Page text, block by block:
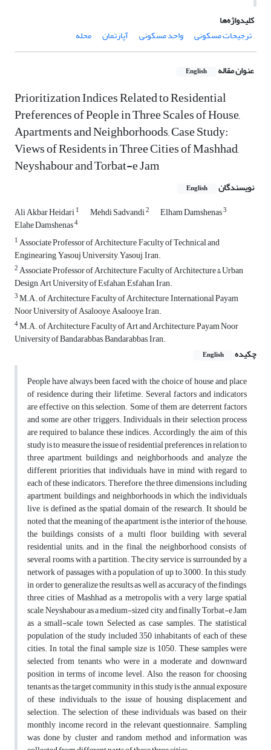
کلیدواژه‌ها
ترجیحات مسکونی
واحد مسکونی آپارتمان محله
عنوان مقاله English
Prioritization Indices Related to Residential
Preferences of People in Three Scales of House,
Apartments and Neighborhoods, Case Study:
Views of Residents in Three Cities of Mashhad,
Neyshabour and Torbat-e Jam
نویسندگان English
Ali Akbar Heidari1 Mehdi Sadvandi2 Elham Damshenas3
Elahe Damshenas4
1Associate Professor of Architecture, Faculty of Technical and
Enginearing, Yasouj University, Yasouj, Iran.
2Associate Professor of Architecture, Faculty of Architecture & Urban
Design, Art University of Esfahan, Esfahan, Iran.
3M.A. of Architecture, Faculty of Architecture, International Payam
Noor University of Asalooye, Asalooye, Iran.
4M.A. of Architecture, Faculty of Art and Architecture, Payam Noor
University of Bandarabbas, Bandarabbas, Iran.
چکیده
English
People have always been faced with the choice of house and place
of residence during their lifetime. Several factors and indicators
are effective on this selection. Some of them are deterrent factors
and some are other triggers. Individuals in their selection process
are required to balance these indices. Accordingly, the aim of this
study is to measure the issue of residential preferences in relation to
three apartment, buildings and neighborhoods, and analyze the
different priorities that individuals have in mind with regard to
each of these indicators. Therefore, the three dimensions, including
apartment, buildings and neighborhoods in which the individuals
live, is defined as the spatial domain of the research. It should be
noted that the meaning of the apartment is the interior of the house;
the buildings consists of a multi floor building with several
residential units; and, in the final, the neighborhood consists of
several rooms with a partition. The city service is surrounded by a
network of passages with a population of up to 3,000. In this study,
in order to generalize the results as well as accuracy of the findings,
three cities of Mashhad as a metropolis with a very large spatial
scale, Neyshabour as a medium-sized city, and finally Torbat-e Jam
as a small-scale town Selected as case samples. The statistical
population of the study included 350 inhabitants of each of these
cities. In total, the final sample size is 1050. These samples were
selected from tenants who were in a moderate and downward
position in terms of income level. Also, the reason for choosing
tenants as the target community in this study is the annual exposure
of these individuals to the issue of housing displacement and
selection. The selection of these individuals was based on their
monthly income record in the relevant questionnaire. Sampling
was done by cluster and random method and information was